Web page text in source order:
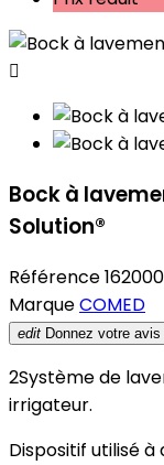

Bock à
Solution®
Référence
MarqueCOMED
edit Donnez votre avis
2Système de
irrigateur.
Dispositif utilisé